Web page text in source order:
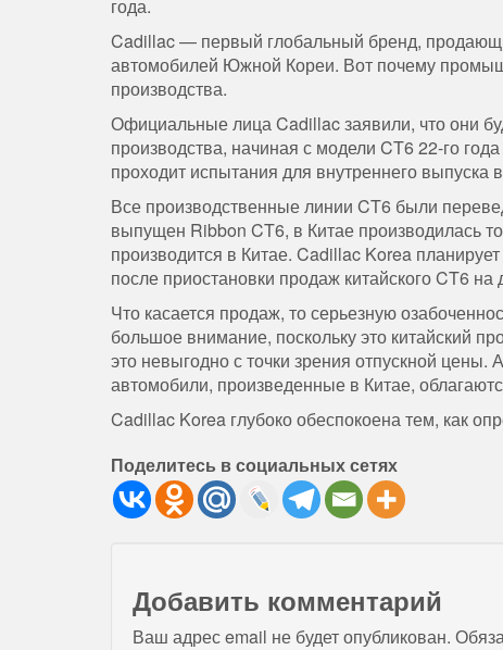
года.
Cadillac — первый глобальный бренд,
автомобилей Южной Кореи. Вот почему
производства.
Официальные лица Cadillac заявили, что они
производства, начиная с модели CT6 22-го
проходит испытания для внутреннего выпуска
Все производственные линии CT6 были
выпущен Ribbon CT6, в Китае производилась
производится в Китае. Cadillac Korea
после приостановки продаж китайского CT6 на
Что касается продаж, то серьезную
большое внимание, поскольку это китайский
это невыгодно с точки зрения отпускной
автомобили, произведенные в Китае,
Cadillac Korea глубоко обеспокоена тем, как
Поделитесь в социальных сетях
Добавить комментарий
Ваш адрес email не будет опубликован.